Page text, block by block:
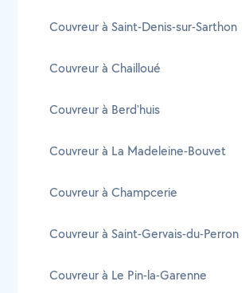
Couvreur à Saint-Denis-sur-Sarthon
Couvreur à Chailloué
Couvreur à Berd'huis
Couvreur à La Madeleine-Bouvet
Couvreur à Champcerie
Couvreur à Saint-Gervais-du-Perron
Couvreur à Le Pin-la-Garenne